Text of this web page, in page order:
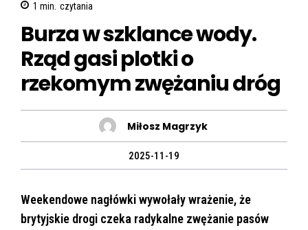
1 min. czytania
Burza w szklance wody.
Rząd gasi plotki o
rzekomym zwężaniu dróg
Miłosz Magrzyk
2025-11-19
Weekendowe nagłówki wywołały wrażenie, że
brytyjskie drogi czeka radykalne zwężanie pasów